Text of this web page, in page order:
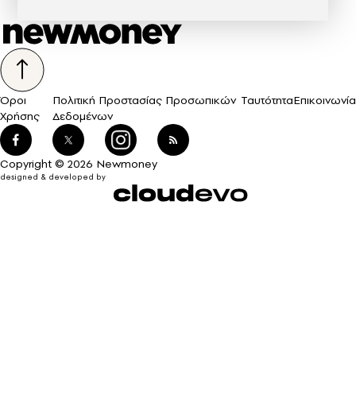
Όροι
Χρήσης
Πολιτική Προστασίας Προσωπικών
Δεδομένων
ΤαυτότηταΕπικοινωνία
Copyright © 2026 Newmoney
designed & developed by